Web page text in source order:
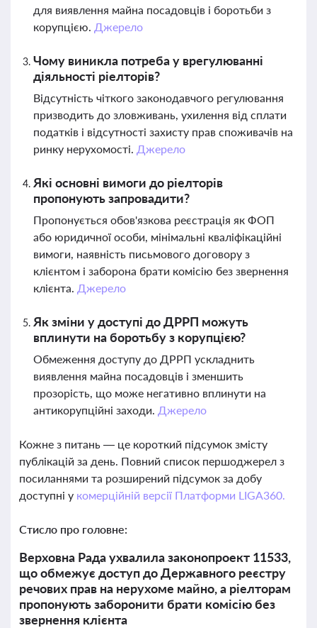
для виявлення майна посадовців і боротьби з
корупцією. Джерело
Чому виникла потреба у врегулюванні
діяльності ріелторів?
Відсутність чіткого законодавчого регулювання
призводить до зловживань, ухилення від сплати
податків і відсутності захисту прав споживачів на
ринку нерухомості. Джерело
Які основні вимоги до ріелторів
пропонують запровадити?
Пропонується обов'язкова реєстрація як ФОП
або юридичної особи, мінімальні кваліфікаційні
вимоги, наявність письмового договору з
клієнтом і заборона брати комісію без звернення
клієнта. Джерело
Як зміни у доступі до ДРРП можуть
вплинути на боротьбу з корупцією?
Обмеження доступу до ДРРП ускладнить
виявлення майна посадовців і зменшить
прозорість, що може негативно вплинути на
антикорупційні заходи. Джерело
Кожне з питань — це короткий підсумок змісту
публікацій за день. Повний список першоджерел з
посиланнями та розширений підсумок за добу
доступні у комерційній версії Платформи LIGA360.
Стисло про головне:
Верховна Рада ухвалила законопроект 11533,
що обмежує доступ до Державного реєстру
речових прав на нерухоме майно, а ріелторам
пропонують заборонити брати комісію без
звернення клієнта